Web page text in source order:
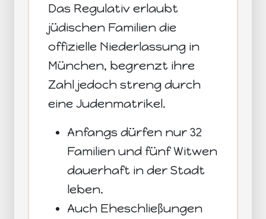
Das Regulativ erlaubt
jüdischen Familien die
offizielle Niederlassung in
München, begrenzt ihre
Zahl jedoch streng durch
eine Judenmatrikel.
Anfangs dürfen nur 32
Familien und fünf Witwen
dauerhaft in der Stadt
leben.
Auch Eheschließungen